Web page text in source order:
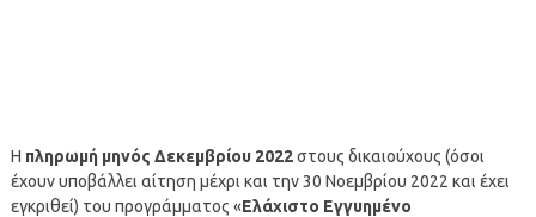
Η πληρωμή μηνός Δεκεμβρίου 2022στους δικαιούχους (όσοι
έχουν υποβάλλει αίτηση μέχρι και την 30 Νοεμβρίου 2022 και έχει
εγκριθεί) του προγράμματος «Ελάχιστο Εγγυημένο